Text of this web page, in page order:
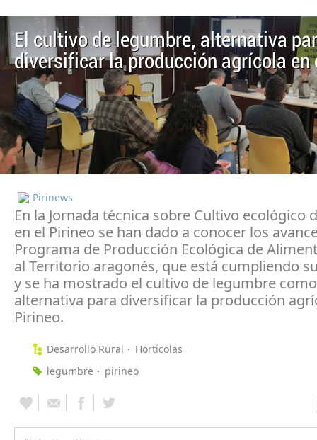
El cultivo de legumbre, alternativa
diversificar la producción agrícola en
Pirinews
En la Jornada técnica sobre Cultivo ecológico
en el Pirineo se han dado a conocer los
Programa de Producción Ecológica de
al Territorio aragonés, que está cumpliendo
y se ha mostrado el cultivo de legumbre
alternativa para diversificar la producción
Pirineo.
Desarrollo Rural
Hortícolas
legumbre
pirineo